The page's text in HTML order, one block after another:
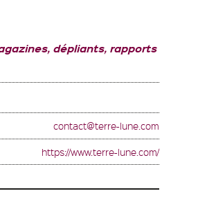
dépliants, rapports
contact@terre-lune.com
https://www.terre-lune.com/